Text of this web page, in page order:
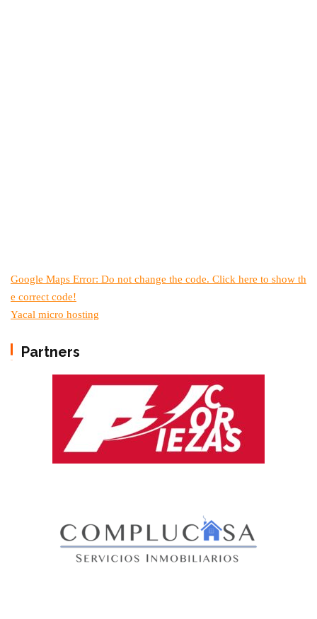
Google Maps Error: Do not change the code. Click here to show th
e correct code!
Yacal micro hosting
Partners